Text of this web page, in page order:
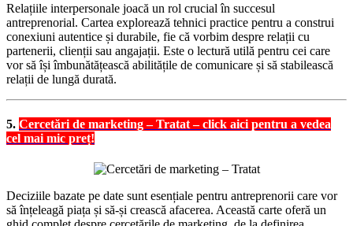
Relațiile interpersonale joacă un rol crucial în succesul
antreprenorial. Cartea explorează tehnici practice pentru a construi
conexiuni autentice și durabile, fie că vorbim despre relații cu
partenerii, clienții sau angajații. Este o lectură utilă pentru cei care
vor să își îmbunătățească abilitățile de comunicare și să stabilească
relații de lungă durată.
5. Cercetări de marketing – Tratat – click aici pentru a vedea
cel mai mic preț!
Deciziile bazate pe date sunt esențiale pentru antreprenorii care vor
să înțeleagă piața și să-și crească afacerea. Această carte oferă un